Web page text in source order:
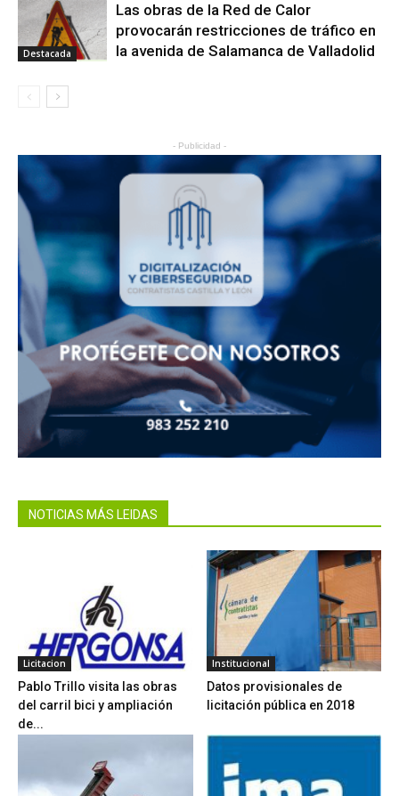
Destacada
Las obras de la Red de Calor
provocarán restricciones de tráfico en
la avenida de Salamanca de Valladolid
- Publicidad -
NOTICIAS MÁS LEIDAS
Licitacion
Pablo Trillo visita las obras
del carril bici y ampliación
de...
Institucional
Datos provisionales de
licitación pública en 2018